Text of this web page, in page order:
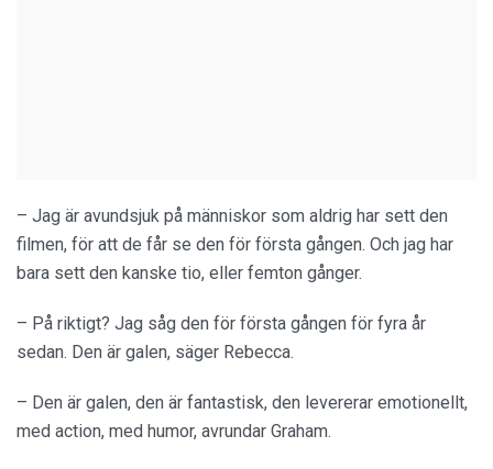
– Jag är avundsjuk på människor som aldrig har sett den
filmen, för att de får se den för första gången. Och jag har
bara sett den kanske tio, eller femton gånger.
– På riktigt? Jag såg den för första gången för fyra år
sedan. Den är galen, säger Rebecca.
– Den är galen, den är fantastisk, den levererar emotionellt,
med action, med humor, avrundar Graham.